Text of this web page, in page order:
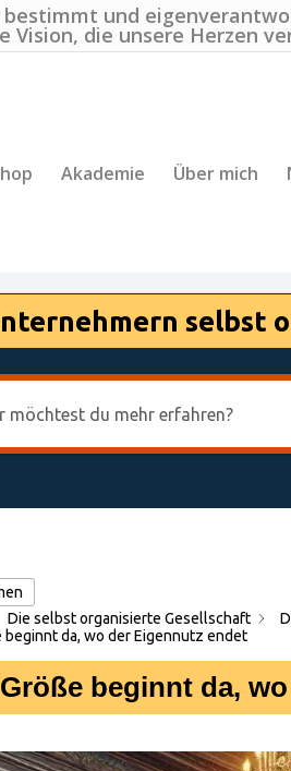
und
Vision, die unsere Herzen
Akademie Über mich
selbst
Die selbst organisierte Gesellschaft
beginnt da, wo der Eigennutz endet
beginnt da,